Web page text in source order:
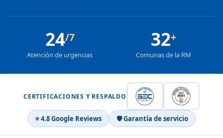
24/7
Atención de urgencias
32+
Comunas de la RM
CERTIFICACIONES Y RESPALDO
⭐ 4.8 Google Reviews 🛡 Garantía de servicio